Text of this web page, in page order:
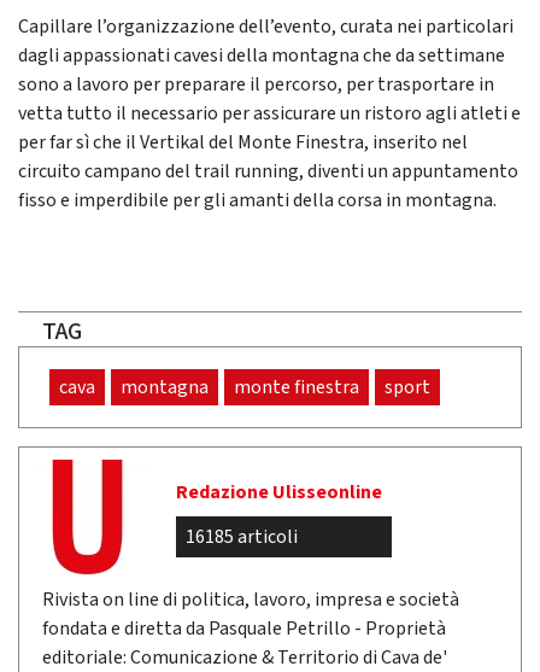
Capillare l’organizzazione dell’evento, curata nei particolari
dagli appassionati cavesi della montagna che da settimane
sono a lavoro per preparare il percorso, per trasportare in
vetta tutto il necessario per assicurare un ristoro agli atleti e
per far sì che il Vertikal del Monte Finestra, inserito nel
circuito campano del trail running, diventi un appuntamento
fisso e imperdibile per gli amanti della corsa in montagna.
TAG
cava montagna monte finestra sport
Redazione Ulisseonline
16185 articoli
Rivista on line di politica, lavoro, impresa e società
fondata e diretta da Pasquale Petrillo - Proprietà
editoriale: Comunicazione & Territorio di Cava de'